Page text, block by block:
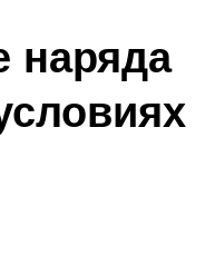
наряда